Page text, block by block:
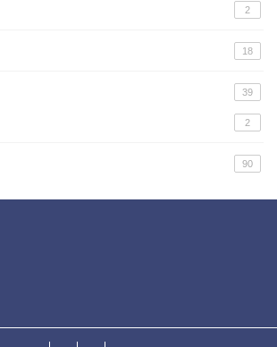
2
18
39
2
90